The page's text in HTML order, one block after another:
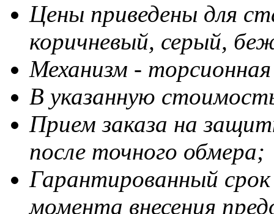
Цены приведены для
коричневый, серый,
Механизм -
В указанную
Прием заказа на
после точного обмера;
Гарантированный срок
момента внесения